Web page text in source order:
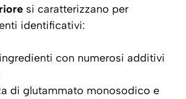
si caratterizzano per
identificativi:
con numerosi additivi
di glutammato monosodico e